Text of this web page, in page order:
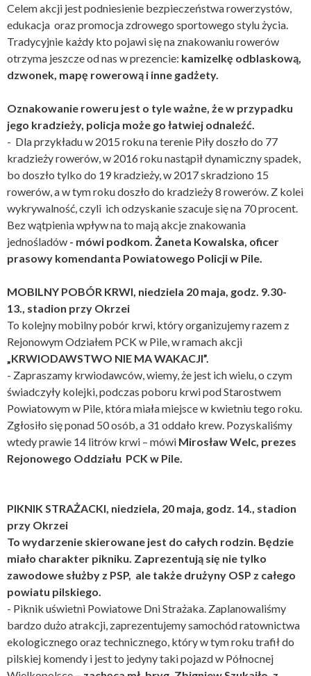
Celem akcji jest podniesienie bezpieczeństwa rowerzystów,
edukacja oraz promocja zdrowego sportowego stylu życia.
Tradycyjnie każdy kto pojawi się na znakowaniu rowerów
otrzyma jeszcze od nas w prezencie: kamizelkę odblaskową,
dzwonek, mapę rowerową i inne gadżety.
Oznakowanie roweru jest o tyle ważne, że w przypadku
jego kradzieży, policja może go łatwiej odnaleźć.
- Dla przykładu w 2015 roku na terenie Piły doszło do 77
kradzieży rowerów, w 2016 roku nastąpił dynamiczny spadek,
bo doszło tylko do 19 kradzieży, w 2017 skradziono 15
rowerów, a w tym roku doszło do kradzieży 8 rowerów. Z kolei
wykrywalność, czyli ich odzyskanie szacuje się na 70 procent.
Bez wątpienia wpływ na to mają akcje znakowania
jednośladów - mówi podkom. Żaneta Kowalska, oficer
prasowy komendanta Powiatowego Policji w Pile.
MOBILNY POBÓR KRWI, niedziela 20 maja, godz. 9.30-
13., stadion przy Okrzei
To kolejny mobilny pobór krwi, który organizujemy razem z
Rejonowym Odziałem PCK w Pile, w ramach akcji
„KRWIODAWSTWO NIE MA WAKACJI”.
- Zapraszamy krwiodawców, wiemy, że jest ich wielu, o czym
świadczyły kolejki, podczas poboru krwi pod Starostwem
Powiatowym w Pile, która miała miejsce w kwietniu tego roku.
Zgłosiło się ponad 50 osób, a 31 oddało krew. Pozyskaliśmy
wtedy prawie 14 litrów krwi – mówi Mirosław Welc, prezes
Rejonowego Oddziału PCK w Pile.
PIKNIK STRAŻACKI, niedziela, 20 maja, godz. 14., stadion
przy Okrzei
To wydarzenie skierowane jest do całych rodzin. Będzie
miało charakter pikniku. Zaprezentują się nie tylko
zawodowe służby z PSP, ale także drużyny OSP z całego
powiatu pilskiego.
- Piknik uświetni Powiatowe Dni Strażaka. Zaplanowaliśmy
bardzo dużo atrakcji, zaprezentujemy samochód ratownictwa
ekologicznego oraz technicznego, który w tym roku trafił do
pilskiej komendy i jest to jedyny taki pojazd w Północnej